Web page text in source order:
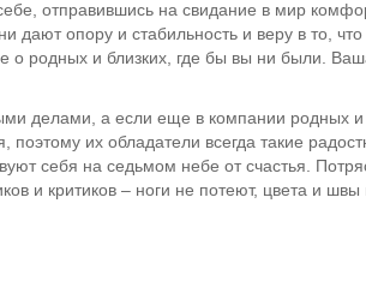
отправившись на свидание в мир
опору и стабильность и веру в то,
родных и близких, где бы вы ни были.
делами, а если еще в компании родных и
поэтому их обладатели всегда такие
себя на седьмом небе от счастья.
и критиков – ноги не потеют, цвета и